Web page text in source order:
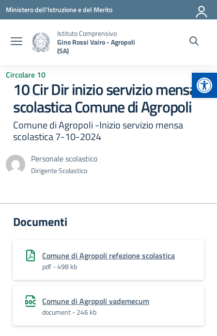
Vai ai contenuti
Vai al menu di navigazione
Vai al footer
Ministero dell'Istruzione e del Merito
Istituto Comprensivo
Gino Rossi Vairo - Agropoli
(SA)
Circolare 10
10 Cir Dir inizio servizio mensa
scolastica Comune di Agropoli
Comune di Agropoli -Inizio servizio mensa
scolastica 7-10-2024
Personale scolastico
Dirigente Scolastico
Documenti
Comune di Agropoli refezione scolastica
pdf - 498 kb
Comune di Agropoli vademecum
document - 246 kb